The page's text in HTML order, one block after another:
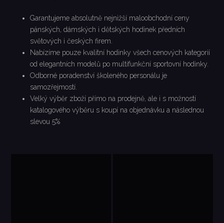
Garantujeme absolutně nejnižší maloobchodní ceny
pánských, dámských i dětských hodinek předních
světových i českých firem.
Nabízíme pouze kvalitní hodinky všech cenových kategorií
od elegantních modelů po multifunkční sportovní hodinky.
Odborné poradenství školeného personálu je
samozřejmostí.
Velký výběr zboží přímo na prodejně, ale i s možností
katalogového výběru s koupí na objednávku a následnou
slevou 5%